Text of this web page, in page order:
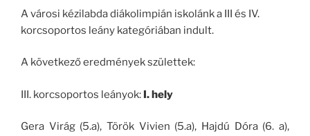
A városi kézilabda diákolimpián iskolánk a III és IV.
korcsoportos leány kategóriában indult.
A következő eredmények születtek:
III. korcsoportos leányok: I. hely
Gera Virág (5.a), Török Vivien (5.a), Hajdú Dóra (6. a),